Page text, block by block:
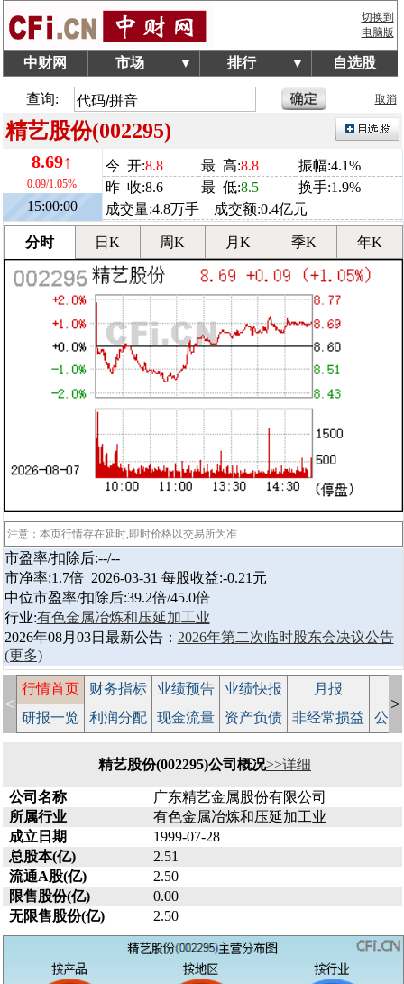
切换到
电脑版
中财网 市场 ▼ 排行 ▼ 自选股
查询: 取消
精艺股份(002295)
8.69↑
0.09/1.05%
15:00:00
今 开:8.8 最 高:8.8
振幅:4.1%
昨 收:8.6
最 低:8.5
换手:1.9%
成交量:4.8万手 成交额:0.4亿元
分时 日K 周K 月K 季K 年K
注意：本页行情存在延时,即时价格以交易所为准
市盈率/扣除后:--/--
市净率:1.7倍 2026-03-31 每股收益:-0.21元
中位市盈率/扣除后:39.2倍/45.0倍
行业:有色金属冶炼和压延加工业
2026年08月03日最新公告： 2026年第二次临时股东会决议公告
(更多)
<
行情首页 财务指标 业绩预告 业绩快报 月报
研报一览
利润分配 现金流量 资产负债 非经常损益 公
>
精艺股份(002295)公司概况>>详细
公司名称
广东精艺金属股份有限公司
所属行业
有色金属冶炼和压延加工业
成立日期
1999-07-28
总股本(亿)
2.51
流通A股(亿)
2.50
限售股份(亿)
0.00
无限售股份(亿)
2.50